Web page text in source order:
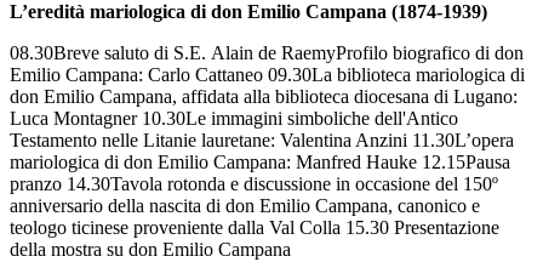
L’eredità mariologica di don Emilio Campana (1874-1939)
08.30Breve saluto di S.E. Alain de RaemyProfilo biografico di don
Emilio Campana: Carlo Cattaneo 09.30La biblioteca mariologica di
don Emilio Campana, affidata alla biblioteca diocesana di Lugano:
Luca Montagner 10.30Le immagini simboliche dell'Antico
Testamento nelle Litanie lauretane: Valentina Anzini 11.30L’opera
mariologica di don Emilio Campana: Manfred Hauke 12.15Pausa
pranzo 14.30Tavola rotonda e discussione in occasione del 150º
anniversario della nascita di don Emilio Campana, canonico e
teologo ticinese proveniente dalla Val Colla 15.30 Presentazione
della mostra su don Emilio Campana